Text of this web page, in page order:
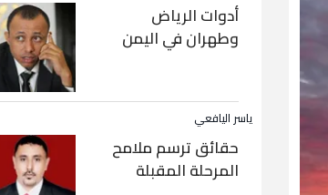
أدوات الرياض
وطهران في اليمن
ياسر اليافعي
حقائق ترسم ملامح
المرحلة المقبلة